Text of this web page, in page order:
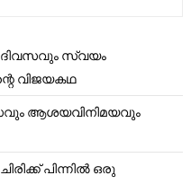
ദിവസവും സ്വയം
വിജയകഥ
ആശയവിനിമയവും
പിന്നിൽ ഒരു